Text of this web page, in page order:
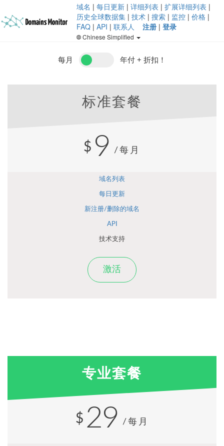
域名 | 每日更新 | 详细列表 | 扩展详细列表 |
历史全球数据集 | 技术 | 搜索 | 监控 | 价格 |
FAQ | API | 联系人 注册 | 登录
Chinese Simplified
每月 年付 + 折扣！
标准套餐
$ 9 /每月
域名列表
每日更新
新注册/删除的域名
API
技术支持
激活
专业套餐
$ 29 /每月